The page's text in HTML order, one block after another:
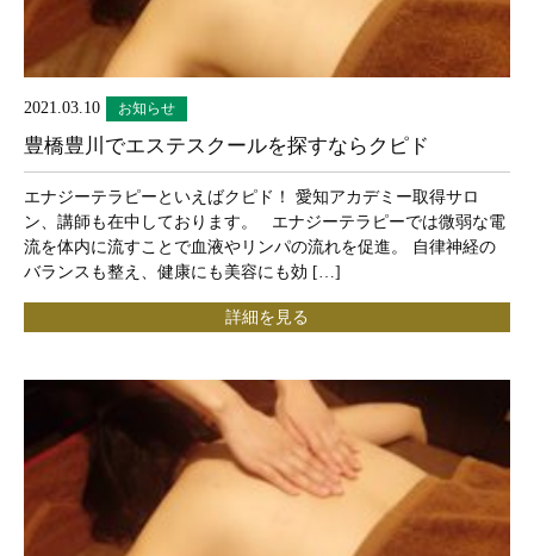
2021.03.10 お知らせ
豊橋豊川でエステスクールを探すならクピド
エナジーテラピーといえばクピド！ 愛知アカデミー取得サロ
ン、講師も在中しております。 エナジーテラピーでは微弱な電
流を体内に流すことで血液やリンパの流れを促進。 自律神経の
バランスも整え、健康にも美容にも効 […]
詳細を見る